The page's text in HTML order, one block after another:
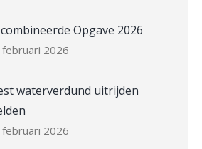
Opgave 2026
februari 2026
waterverdund uitrijden
februari 2026